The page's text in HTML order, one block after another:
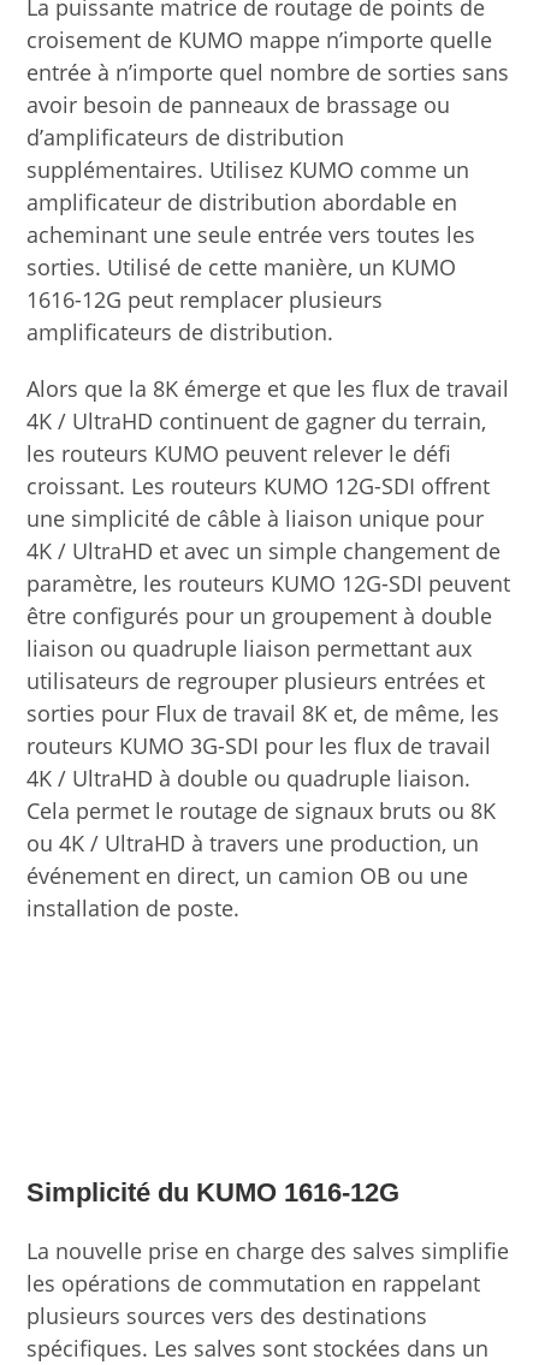
La puissante matrice de routage de points de
croisement de KUMO mappe n’importe quelle
entrée à n’importe quel nombre de sorties sans
avoir besoin de panneaux de brassage ou
d’amplificateurs de distribution
supplémentaires. Utilisez KUMO comme un
amplificateur de distribution abordable en
acheminant une seule entrée vers toutes les
sorties. Utilisé de cette manière, un KUMO
1616-12G peut remplacer plusieurs
amplificateurs de distribution.
Alors que la 8K émerge et que les flux de travail
4K / UltraHD continuent de gagner du terrain,
les routeurs KUMO peuvent relever le défi
croissant. Les routeurs KUMO 12G-SDI offrent
une simplicité de câble à liaison unique pour
4K / UltraHD et avec un simple changement de
paramètre, les routeurs KUMO 12G-SDI peuvent
être configurés pour un groupement à double
liaison ou quadruple liaison permettant aux
utilisateurs de regrouper plusieurs entrées et
sorties pour Flux de travail 8K et, de même, les
routeurs KUMO 3G-SDI pour les flux de travail
4K / UltraHD à double ou quadruple liaison.
Cela permet le routage de signaux bruts ou 8K
ou 4K / UltraHD à travers une production, un
événement en direct, un camion OB ou une
installation de poste.
Simplicité du KUMO 1616-12G
La nouvelle prise en charge des salves simplifie
les opérations de commutation en rappelant
plusieurs sources vers des destinations
spécifiques. Les salves sont stockées dans un